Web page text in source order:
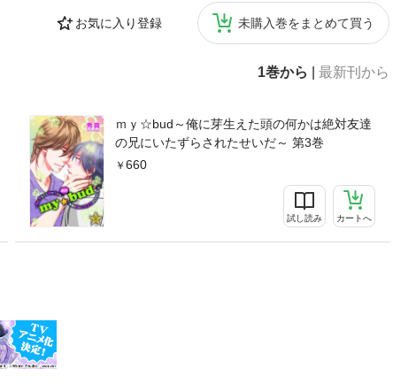
お気に入り登録 未購入巻をまとめて買う
1巻から 最新刊から
ｍｙ☆bud～俺に芽生えた頭の何かは絶対友達
の兄にいたずらされたせいだ～ 第3巻
660
試し読み カートへ